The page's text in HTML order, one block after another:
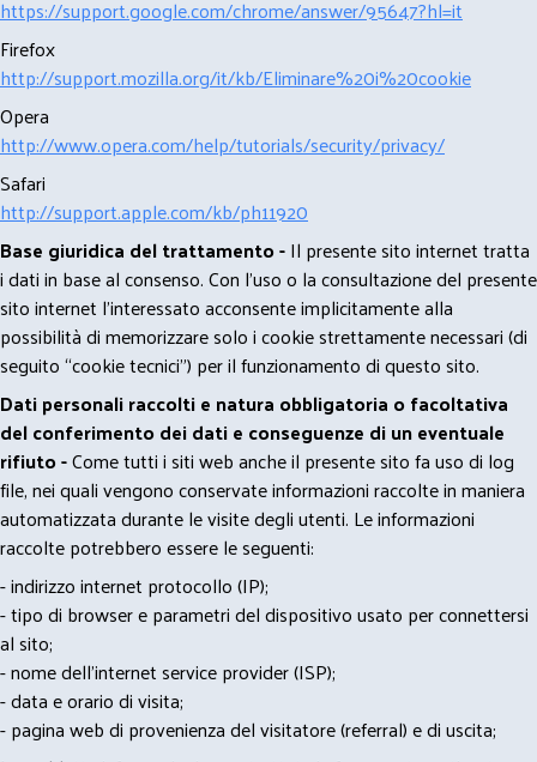
https://support.google.com/chrome/answer/95647?hl=it
Firefox
http://support.mozilla.org/it/kb/Eliminare%20i%20cookie
Opera
http://www.opera.com/help/tutorials/security/privacy/
Safari
http://support.apple.com/kb/ph11920
Base giuridica del trattamento -Il presente sito internet tratta
i dati in base al consenso. Con l'uso o la consultazione del presente
sito internet l’interessato acconsente implicitamente alla
possibilità di memorizzare solo i cookie strettamente necessari (di
seguito “cookie tecnici”) per il funzionamento di questo sito.
Dati personali raccolti e natura obbligatoria o facoltativa
del conferimento dei dati e conseguenze di un eventuale
rifiuto -Come tutti i siti web anche il presente sito fa uso di log
file, nei quali vengono conservate informazioni raccolte in maniera
automatizzata durante le visite degli utenti. Le informazioni
raccolte potrebbero essere le seguenti:
- indirizzo internet protocollo (IP);
- tipo di browser e parametri del dispositivo usato per connettersi
al sito;
- nome dell'internet service provider (ISP);
- data e orario di visita;
- pagina web di provenienza del visitatore (referral) e di uscita;